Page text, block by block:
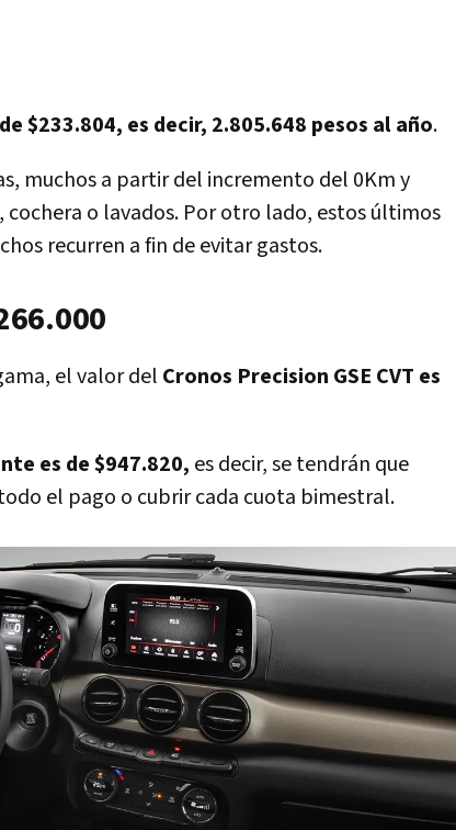
$233.804, es decir, 2.805.648 pesos al año.
muchos a partir del incremento del 0Km y
, cochera o lavados. Por otro lado, estos últimos
recurren a fin de evitar gastos.
el valor del Cronos Precision GSE CVT es
es de $947.820, es decir, se tendrán que
el pago o cubrir cada cuota bimestral.